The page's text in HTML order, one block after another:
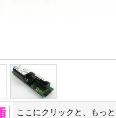
ここにクリックと、もっと